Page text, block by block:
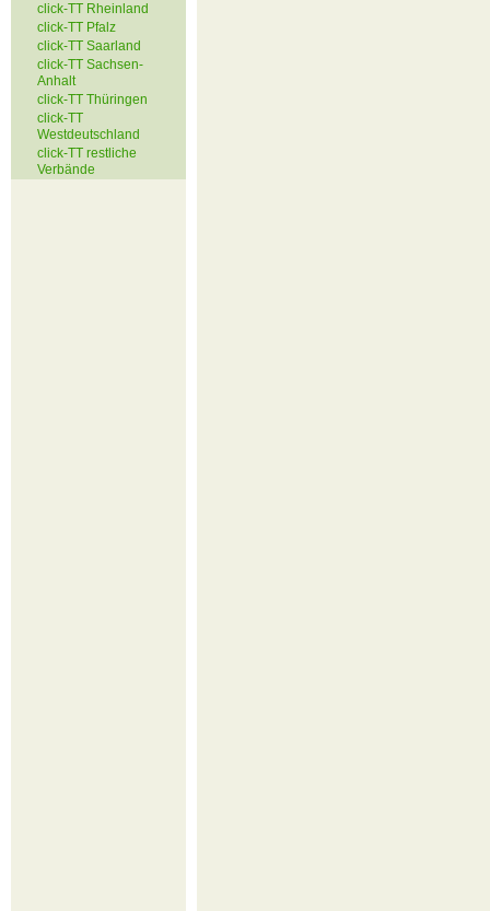
click-TT Rheinland
click-TT Pfalz
click-TT Saarland
click-TT Sachsen-
Anhalt
click-TT Thüringen
click-TT
Westdeutschland
click-TT restliche
Verbände